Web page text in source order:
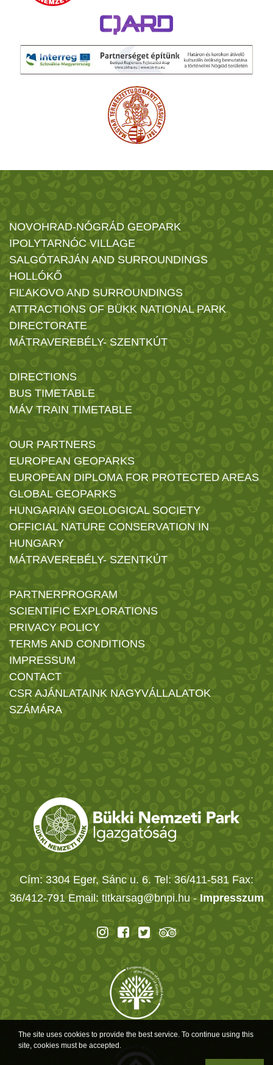
NOVOHRAD-NÓGRÁD GEOPARK
IPOLYTARNÓC VILLAGE
SALGÓTARJÁN AND SURROUNDINGS
HOLLÓKŐ
FIĽAKOVO AND SURROUNDINGS
ATTRACTIONS OF BÜKK NATIONAL PARK
DIRECTORATE
MÁTRAVEREBÉLY- SZENTKÚT
DIRECTIONS
BUS TIMETABLE
MÁV TRAIN TIMETABLE
OUR PARTNERS
EUROPEAN GEOPARKS
EUROPEAN DIPLOMA FOR PROTECTED AREAS
GLOBAL GEOPARKS
HUNGARIAN GEOLOGICAL SOCIETY
OFFICIAL NATURE CONSERVATION IN
HUNGARY
MÁTRAVEREBÉLY- SZENTKÚT
PARTNERPROGRAM
SCIENTIFIC EXPLORATIONS
PRIVACY POLICY
TERMS AND CONDITIONS
IMPRESSUM
CONTACT
CSR AJÁNLATAINK NAGYVÁLLALATOK
SZÁMÁRA
Cím: 3304 Eger, Sánc u. 6. Tel: 36/411-581 Fax:
36/412-791 Email: titkarsag@bnpi.hu - Impresszum
The site uses cookies to provide the best service. To continue using this
site, cookies must be accepted.